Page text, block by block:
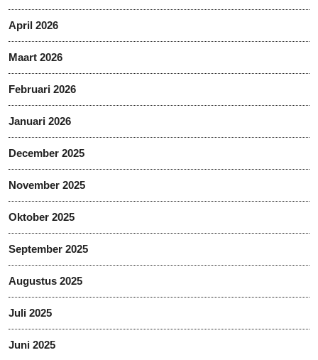
April 2026
Maart 2026
Februari 2026
Januari 2026
December 2025
November 2025
Oktober 2025
September 2025
Augustus 2025
Juli 2025
Juni 2025